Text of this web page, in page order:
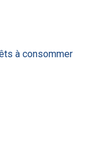
à consommer